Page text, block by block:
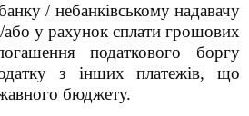
/ небанківському надавачу
або у рахунок сплати грошових
податкового боргу
з інших платежів, що
бюджету.